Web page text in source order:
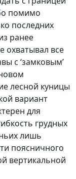
помимо
последних
ранее
охватывал все
с ‘замковым’
лесной куницы
вариант
для
грудных
лишь
поясничного
вертикальной